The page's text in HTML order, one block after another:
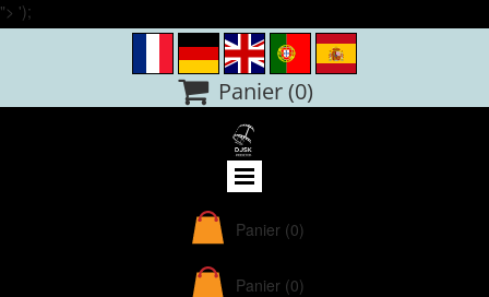
"> ');
 Panier (0)
Panier (0)
Panier (0)